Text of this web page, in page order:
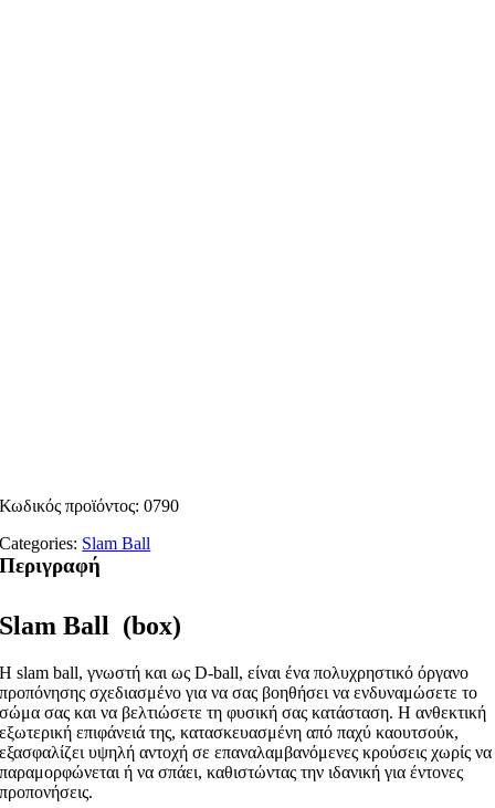
Κωδικός προϊόντος:0790
Categories: Slam Ball
Περιγραφή
Slam Ball (box)
Η slam ball, γνωστή και ως D-ball, είναι ένα πολυχρηστικό όργανο
προπόνησης σχεδιασμένο για να σας βοηθήσει να ενδυναμώσετε το
σώμα σας και να βελτιώσετε τη φυσική σας κατάσταση. Η ανθεκτική
εξωτερική επιφάνειά της, κατασκευασμένη από παχύ καουτσούκ,
εξασφαλίζει υψηλή αντοχή σε επαναλαμβανόμενες κρούσεις χωρίς να
παραμορφώνεται ή να σπάει, καθιστώντας την ιδανική για έντονες
προπονήσεις.